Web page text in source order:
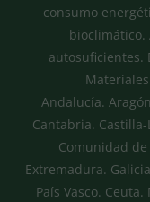
consumo
bioclimático.
autosuficientes.
Andalucía.
Cantabria.
Comunidad
Extremadura.
País Vasco.